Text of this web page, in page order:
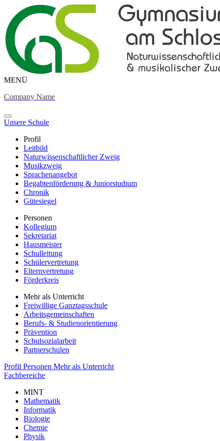
MENÜ
Company Name
Unsere Schule
Profil
Leitbild
Naturwissenschaftlicher Zweig
Musikzweig
Sprachenangebot
Begabtenförderung & Juniorstudium
Chronik
Gütesiegel
Personen
Kollegium
Sekretariat
Hausmeister
Schulleitung
Schülervertretung
Elternvertretung
Förderkreis
Mehr als Unterricht
Freiwillige Ganztagsschule
Arbeitsgemeinschaften
Berufs- & Studienorientierung
Prävention
Schulsozialarbeit
Partnerschulen
Profil Personen Mehr als Unterricht
Fachbereiche
MINT
Mathematik
Informatik
Biologie
Chemie
Physik